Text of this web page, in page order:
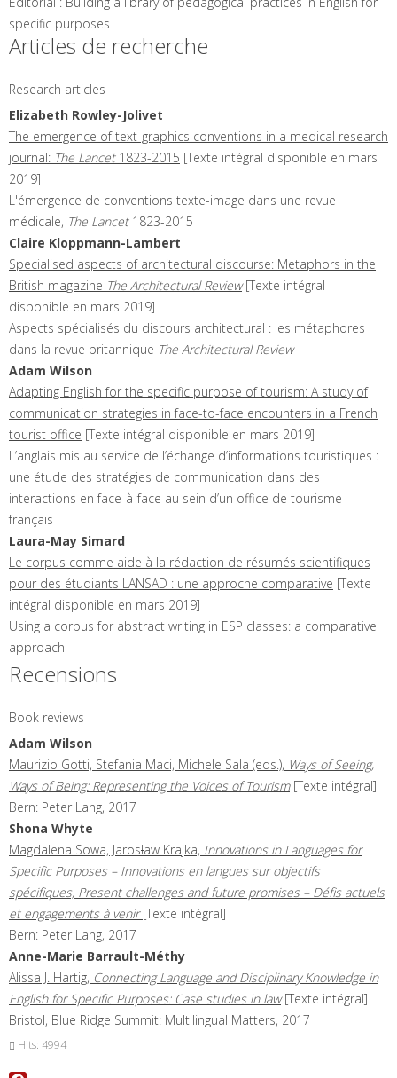
specific purposes
Articles de recherche
Research articles
Elizabeth Rowley-Jolivet
The emergence of text-graphics conventions in a medical research
journal: The Lancet1823-2015 [Texte intégral disponible en mars
2019]
L'émergence de conventions texte-image dans une revue
médicale, The Lancet 1823-2015
Claire Kloppmann-Lambert
Specialised aspects of architectural discourse: Metaphors in the
British magazine The Architectural Review [Texte intégral
disponible en mars 2019]
Aspects spécialisés du discours architectural : les métaphores
dans la revue britannique The Architectural Review
Adam Wilson
Adapting English for the specific purpose of tourism: A study of
communication strategies in face-to-face encounters in a French
tourist office [Texte intégral disponible en mars 2019]
L’anglais mis au service de l’échange d’informations touristiques :
une étude des stratégies de communication dans des
interactions en face-à-face au sein d’un office de tourisme
français
Laura-May Simard
Le corpus comme aide à la rédaction de résumés scientifiques
pour des étudiants LANSAD : une approche comparative [Texte
intégral disponible en mars 2019]
Using a corpus for abstract writing in ESP classes: a comparative
approach
Recensions
Book reviews
Adam Wilson
Maurizio Gotti, Stefania Maci, Michele Sala (eds.), Ways of Seeing,
Ways of Being: Representing the Voices of Tourism [Texte intégral]
Bern: Peter Lang, 2017
Shona Whyte
Magdalena Sowa, Jaroslaw Krajka, Innovations in Languages for
Specific Purposes – Innovations en langues sur objectifs
spécifiques, Present challenges and future promises – Défis actuels
et engagements à venir [Texte intégral]
Bern: Peter Lang, 2017
Anne-Marie Barrault-Méthy
Alissa J. Hartig, Connecting Language and Disciplinary Knowledge in
English for Specific Purposes: Case studies in law [Texte intégral]
Bristol, Blue Ridge Summit: Multilingual Matters, 2017
Hits: 4994